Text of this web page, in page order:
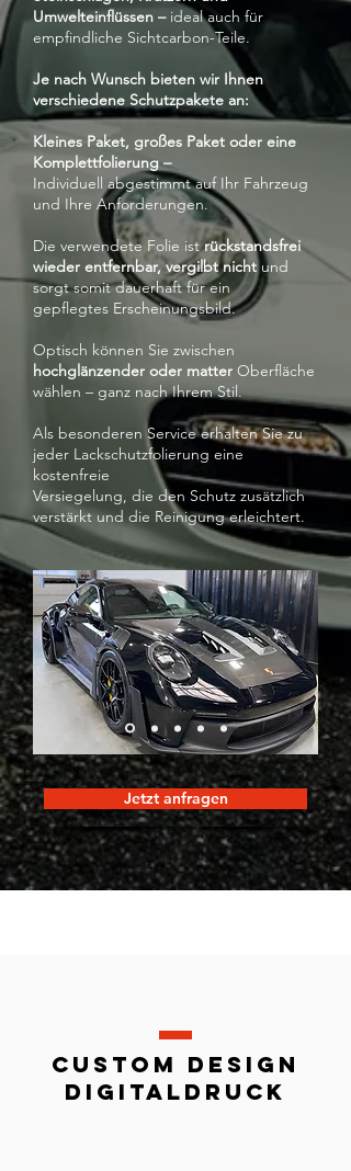
Umwelteinflüssen – ideal auch für
empfindliche Sichtcarbon-Teile.
Je nach Wunsch bieten wir Ihnen
verschiedene Schutzpakete an:
Kleines Paket, großes Paket oder eine
Komplettfolierung –
Individuell abgestimmt auf Ihr Fahrzeug
und Ihre Anforderungen.
Die verwendete Folie istrückstandsfrei
wieder entfernbar, vergilbt nicht und
sorgt somit dauerhaft für ein
gepflegtes Erscheinungsbild.
Optisch können Sie zwischen
hochglänzender oder matter Oberfläche
wählen – ganz nach Ihrem Stil.
Als besonderen Service erhalten Sie zu
jeder Lackschutzfolierung eine
kostenfreie
Versiegelung, die den Schutz zusätzlich
verstärkt und die Reinigung erleichtert.
Jetzt anfragen
custom design
digitaldruck